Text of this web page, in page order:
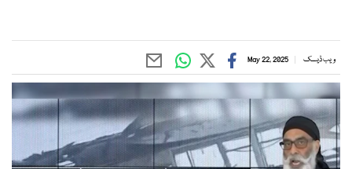
ویب ڈیسک May 22, 2025